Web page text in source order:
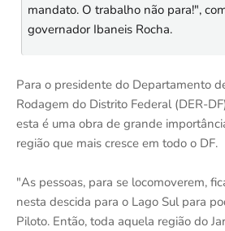
mandato. O trabalho não para!",
governador Ibaneis Rocha.
Para o presidente do Departamento
Rodagem do Distrito Federal (DER-
esta é uma obra de grande
região que mais cresce em todo o DF.
"As pessoas, para se locomoverem,
nesta descida para o Lago Sul para
Piloto. Então, toda aquela região do